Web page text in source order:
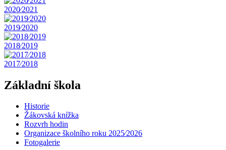
2020⁄2021
2019⁄2020
2018⁄2019
2017⁄2018
Základní škola
Historie
Žákovská knížka
Rozvrh hodin
Organizace školního roku 2025⁄2026
Fotogalerie